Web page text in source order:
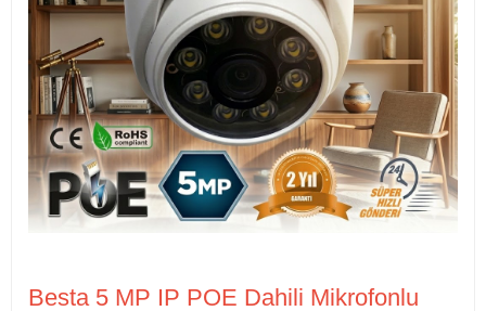
Besta 5 MP IP POE Dahili Mikrofonlu